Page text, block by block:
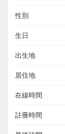
性別
生日
出生地
居住地
在線時間
註冊時間